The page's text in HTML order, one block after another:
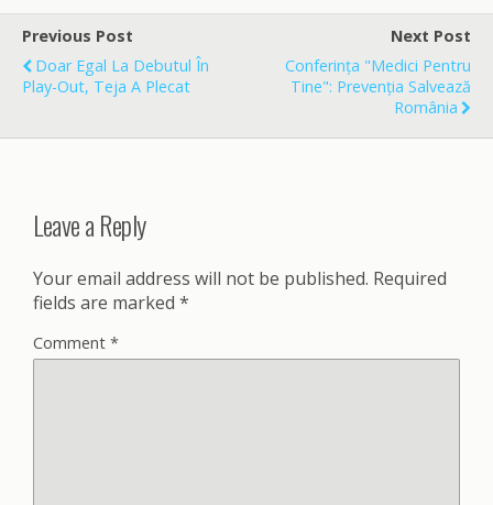
b
o
o
k
l
e
Previous Post
Doar Egal La Debutul În
Play-Out, Teja A Plecat
Next Post
Conferința "Medici Pentru
Tine": Prevenția Salvează
România
Leave a Reply
Your email address will not be published. Required
fields are marked *
Comment *